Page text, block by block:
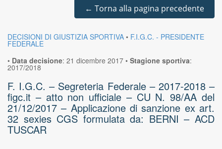
← Torna alla pagina precedente
DECISIONI DI GIUSTIZIA SPORTIVA • F.I.G.C. - PRESIDENTE
FEDERALE
• Data decisione: 21 dicembre 2017 • Stagione sportiva:
2017/2018
F. I.G.C. – Segreteria Federale – 2017-2018 –
figc.it – atto non ufficiale – CU N. 98/AA del
21/12/2017 – Applicazione di sanzione ex art.
32 sexies CGS formulata da: BERNI – ACD
TUSCAR